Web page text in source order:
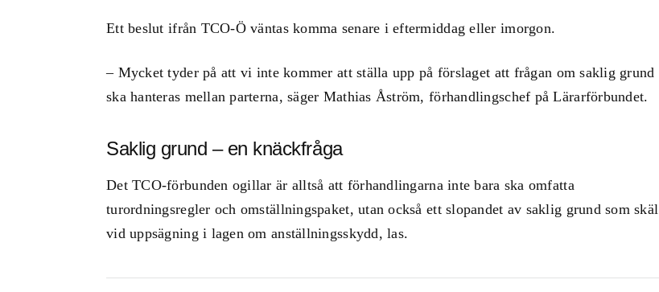
Ett beslut ifrån TCO-Ö väntas komma senare i eftermiddag eller imorgon.
– Mycket tyder på att vi inte kommer att ställa upp på förslaget att frågan om saklig grund
ska hanteras mellan parterna, säger Mathias Åström, förhandlingschef på Lärarförbundet.
Saklig grund – en knäckfråga
Det TCO-förbunden ogillar är alltså att förhandlingarna inte bara ska omfatta
turordningsregler och omställningspaket, utan också ett slopandet av saklig grund som skäl
vid uppsägning i lagen om anställningsskydd, las.